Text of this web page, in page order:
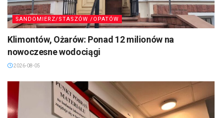
SANDOMIERZ/STASZÓW /OPATÓW
Klimontów, Ożarów: Ponad 12 milionów na
nowoczesne wodociągi
2026-08-05